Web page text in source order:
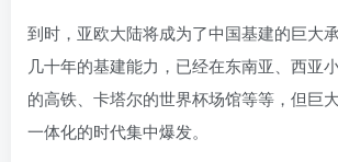
到时，亚欧大陆将成为了中国基建的巨大
几十年的基建能力，已经在东南亚、西亚
的高铁、卡塔尔的世界杯场馆等等，但巨
一体化的时代集中爆发。